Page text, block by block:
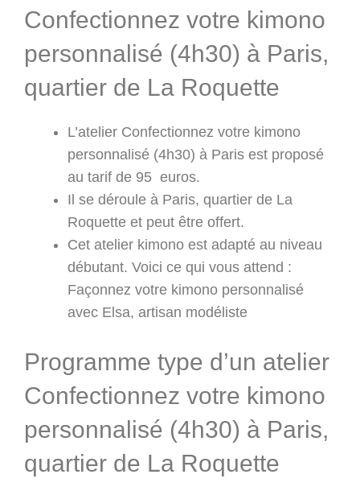
Confectionnez votre kimono
personnalisé (4h30) à Paris,
quartier de La Roquette
L’atelier Confectionnez votre kimono
personnalisé (4h30) à Paris est proposé
au tarif de 95 euros.
Il se déroule à Paris, quartier de La
Roquette et peut être offert.
Cet atelier kimono est adapté au niveau
débutant. Voici ce qui vous attend :
Façonnez votre kimono personnalisé
avec Elsa, artisan modéliste
Programme type d’un atelier
Confectionnez votre kimono
personnalisé (4h30) à Paris,
quartier de La Roquette